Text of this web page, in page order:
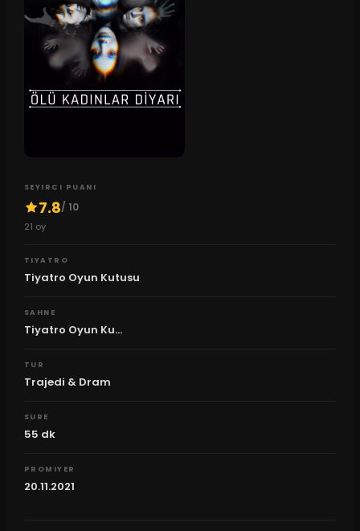
SEYIRCI PUANI
7.8/ 10
21 oy
TIYATRO
Tiyatro Oyun Kutusu
SAHNE
Tiyatro Oyun Ku...
TUR
Trajedi & Dram
SURE
55 dk
PROMIYER
20.11.2021